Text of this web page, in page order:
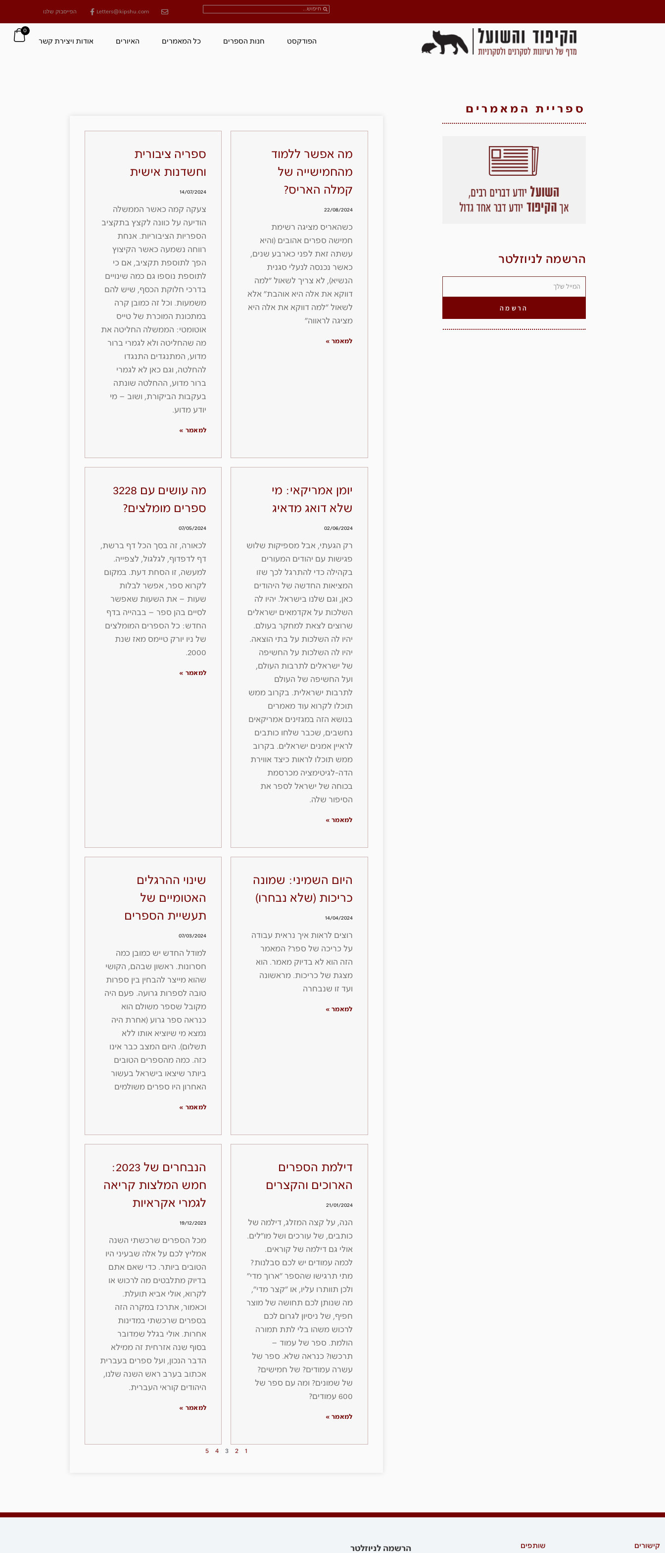
Letters@kipshu.com הפייסבוק שלנו
הפודקסט חנות הספרים כל המאמרים האיורים אודות ויצירת קשר
0
ספריית המאמרים
הרשמה לניוזלטר
הרשמה
מה אפשר ללמוד
מהחמישייה של
קמלה האריס?
22/08/2024
כשהאריס מציגה רשימת
חמישה ספרים אהובים (והיא
עשתה זאת לפני כארבע שנים,
כאשר נכנסה לנעלי סגנית
הנשיא), לא צריך לשאול ״למה
דווקא את אלה היא אוהבת״ אלא
לשאול ״למה דווקא את אלה היא
מציגה לראווה״
למאמר »
ספריה ציבורית
וחשדנות אישית
14/07/2024
צעקה קמה כאשר הממשלה
הודיעה על כוונה לקצץ בתקציב
הספריות הציבוריות. אנחת
רווחה נשמעה כאשר הקיצוץ
הפך לתוספת תקציב, אם כי
לתוספת נוספו גם כמה שינויים
בדרכי חלוקת הכסף, שיש להם
משמעות. וכל זה כמובן קרה
במתכונת המוכרת של טייס
אוטומטי: הממשלה החליטה את
מה שהחליטה ולא לגמרי ברור
מדוע, המתנגדים התנגדו
להחלטה, וגם כאן לא לגמרי
ברור מדוע, ההחלטה שונתה
בעקבות הביקורת, ושוב – מי
יודע מדוע.
למאמר »
יומן אמריקאי: מי
שלא דואג מדאיג
02/06/2024
רק הגעתי, אבל מספיקות שלוש
פגישות עם יהודים המעורים
בקהילה כדי להתרגל לכך שזו
המציאות החדשה של היהודים
כאן, וגם שלנו בישראל. יהיו לה
השלכות על אקדמאים ישראלים
שרוצים לצאת למחקר בעולם.
יהיו לה השלכות על בתי הוצאה.
יהיו לה השלכות על החשיפה
של ישראלים לתרבות העולם,
ועל החשיפה של העולם
לתרבות ישראלית. בקרוב ממש
תוכלו לקרוא עוד מאמרים
בנושא הזה במגזינים אמריקאים
נחשבים, שכבר שלחו כותבים
לראיין אמנים ישראלים. בקרוב
ממש תוכלו לראות כיצד אווירת
הדה-לגיטימציה מכרסמת
בכוחה של ישראל לספר את
הסיפור שלה.
למאמר »
מה עושים עם 3228
ספרים מומלצים?
07/05/2024
לכאורה, זה בסך הכל דף ברשת,
דף לדפדוף, לגלגול, לצפייה.
למעשה, זו הסחת דעת. במקום
לקרוא ספר, אפשר לבלות
שעות – את השעות שאפשר
לסיים בהן ספר – בבהייה בדף
החדש: כל הספרים המומלצים
של ניו יורק טיימס מאז שנת
2000.
למאמר »
היום השמיני: שמונה
כריכות (שלא נבחרו)
14/04/2024
רוצים לראות איך נראית עבודה
על כריכה של ספר? המאמר
הזה הוא לא בדיוק מאמר. הוא
מצגת של כריכות. מראשונה
ועד זו שנבחרה
למאמר »
שינוי ההרגלים
האטומיים של
תעשיית הספרים
07/03/2024
למודל החדש יש כמובן כמה
חסרונות. ראשון שבהם, הקושי
שהוא מייצר להבחין בין ספרות
טובה לספרות גרועה. פעם היה
מקובל שספר משולם הוא
כנראה ספר גרוע (אחרת היה
נמצא מי שיוציא אותו ללא
תשלום). היום המצב כבר אינו
כזה. כמה מהספרים הטובים
ביותר שיצאו בישראל בעשור
האחרון היו ספרים משולמים
למאמר »
דילמת הספרים
הארוכים והקצרים
21/01/2024
הנה, על קצה המזלג, דילמה של
כותבים, של עורכים ושל מו״לים.
אולי גם דילמה של קוראים.
לכמה עמודים יש לכם סבלנות?
מתי תרגישו שהספר ״ארוך מדי״
ולכן תוותרו עליו, או ״קצר מדי״,
מה שנותן לכם תחושה של מוצר
חפיף, של ניסיון לגרום לכם
לרכוש משהו בלי לתת תמורה
הולמת. ספר של עמוד –
תרכשו? כנראה שלא. ספר של
עשרה עמודים? של חמישים?
של שמונים? ומה עם ספר של
600 עמודים?
למאמר »
הנבחרים של 2023:
חמש המלצות קריאה
לגמרי אקראיות
19/12/2023
מכל הספרים שרכשתי השנה
אמליץ לכם על אלה שבעיני היו
הטובים ביותר. כדי שאם אתם
בדיוק מתלבטים מה לרכוש או
לקרוא, אולי אביא תועלת.
וכאמור, אתרכז במקרה הזה
בספרים שרכשתי במדינות
אחרות. אולי בגלל שמדובר
בסוף שנה אזרחית זה ממילא
הדבר הנכון, ועל ספרים בעברית
אכתוב בערב ראש השנה שלנו,
היהודים קוראי העברית.
למאמר »
1
2
3
4
5
קישורים שותפים הרשמה לניוזלטר